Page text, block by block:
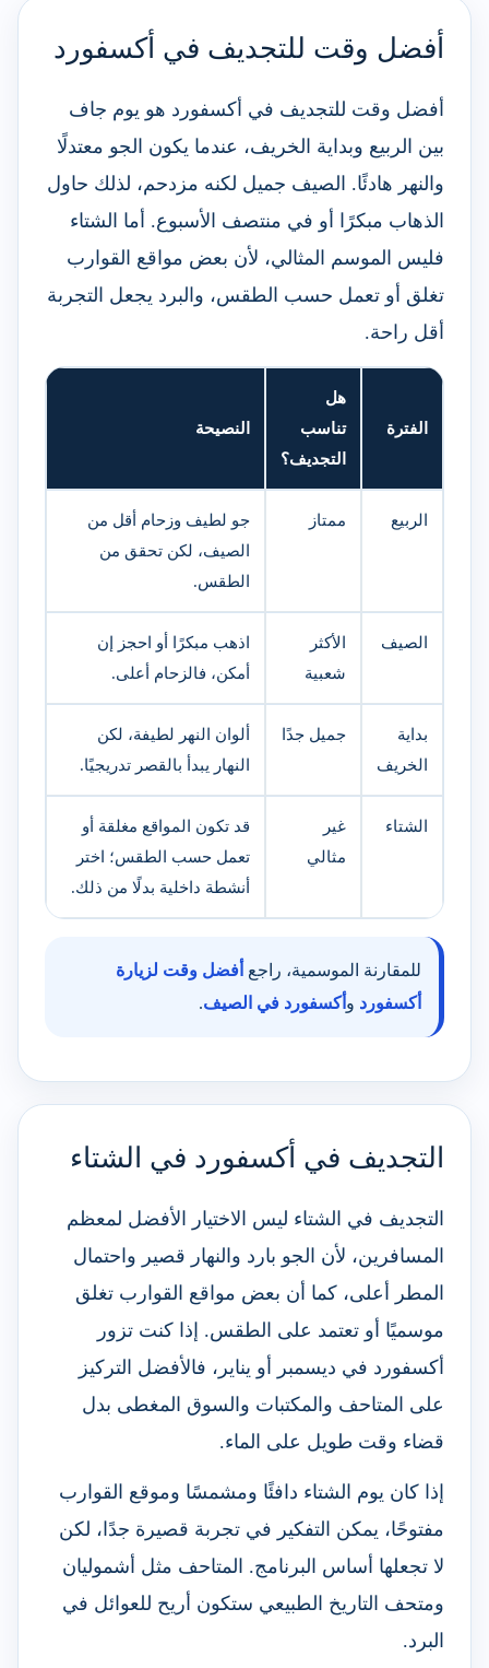
أفضل وقت للتجديف في أكسفورد
أفضل وقت للتجديف في أكسفورد هو يوم جاف
بين الربيع وبداية الخريف، عندما يكون الجو معتدلًا
والنهر هادئًا. الصيف جميل لكنه مزدحم، لذلك حاول
الذهاب مبكرًا أو في منتصف الأسبوع. أما الشتاء
فليس الموسم المثالي، لأن بعض مواقع القوارب
تغلق أو تعمل حسب الطقس، والبرد يجعل التجربة
أقل راحة.
الفترة
هل
تناسب
التجديف؟
النصيحة
الربيع ممتاز
جو لطيف وزحام أقل من
الصيف، لكن تحقق من
الطقس.
الصيف
الأكثر
شعبية
اذهب مبكرًا أو احجز إن
أمكن، فالزحام أعلى.
بداية
الخريف
جميل جدًا
ألوان النهر لطيفة، لكن
النهار يبدأ بالقصر تدريجيًا.
الشتاء
غير
مثالي
قد تكون المواقع مغلقة أو
تعمل حسب الطقس؛ اختر
أنشطة داخلية بدلًا من ذلك.
للمقارنة الموسمية، راجع أفضل وقت لزيارة
أكسفورد و أكسفورد في الصيف.
التجديف في أكسفورد في الشتاء
التجديف في الشتاء ليس الاختيار الأفضل لمعظم
المسافرين، لأن الجو بارد والنهار قصير واحتمال
المطر أعلى، كما أن بعض مواقع القوارب تغلق
موسميًا أو تعتمد على الطقس. إذا كنت تزور
أكسفورد في ديسمبر أو يناير، فالأفضل التركيز
على المتاحف والمكتبات والسوق المغطى بدل
قضاء وقت طويل على الماء.
إذا كان يوم الشتاء دافئًا ومشمسًا وموقع القوارب
مفتوحًا، يمكن التفكير في تجربة قصيرة جدًا، لكن
لا تجعلها أساس البرنامج. المتاحف مثل أشموليان
ومتحف التاريخ الطبيعي ستكون أريح للعوائل في
البرد.